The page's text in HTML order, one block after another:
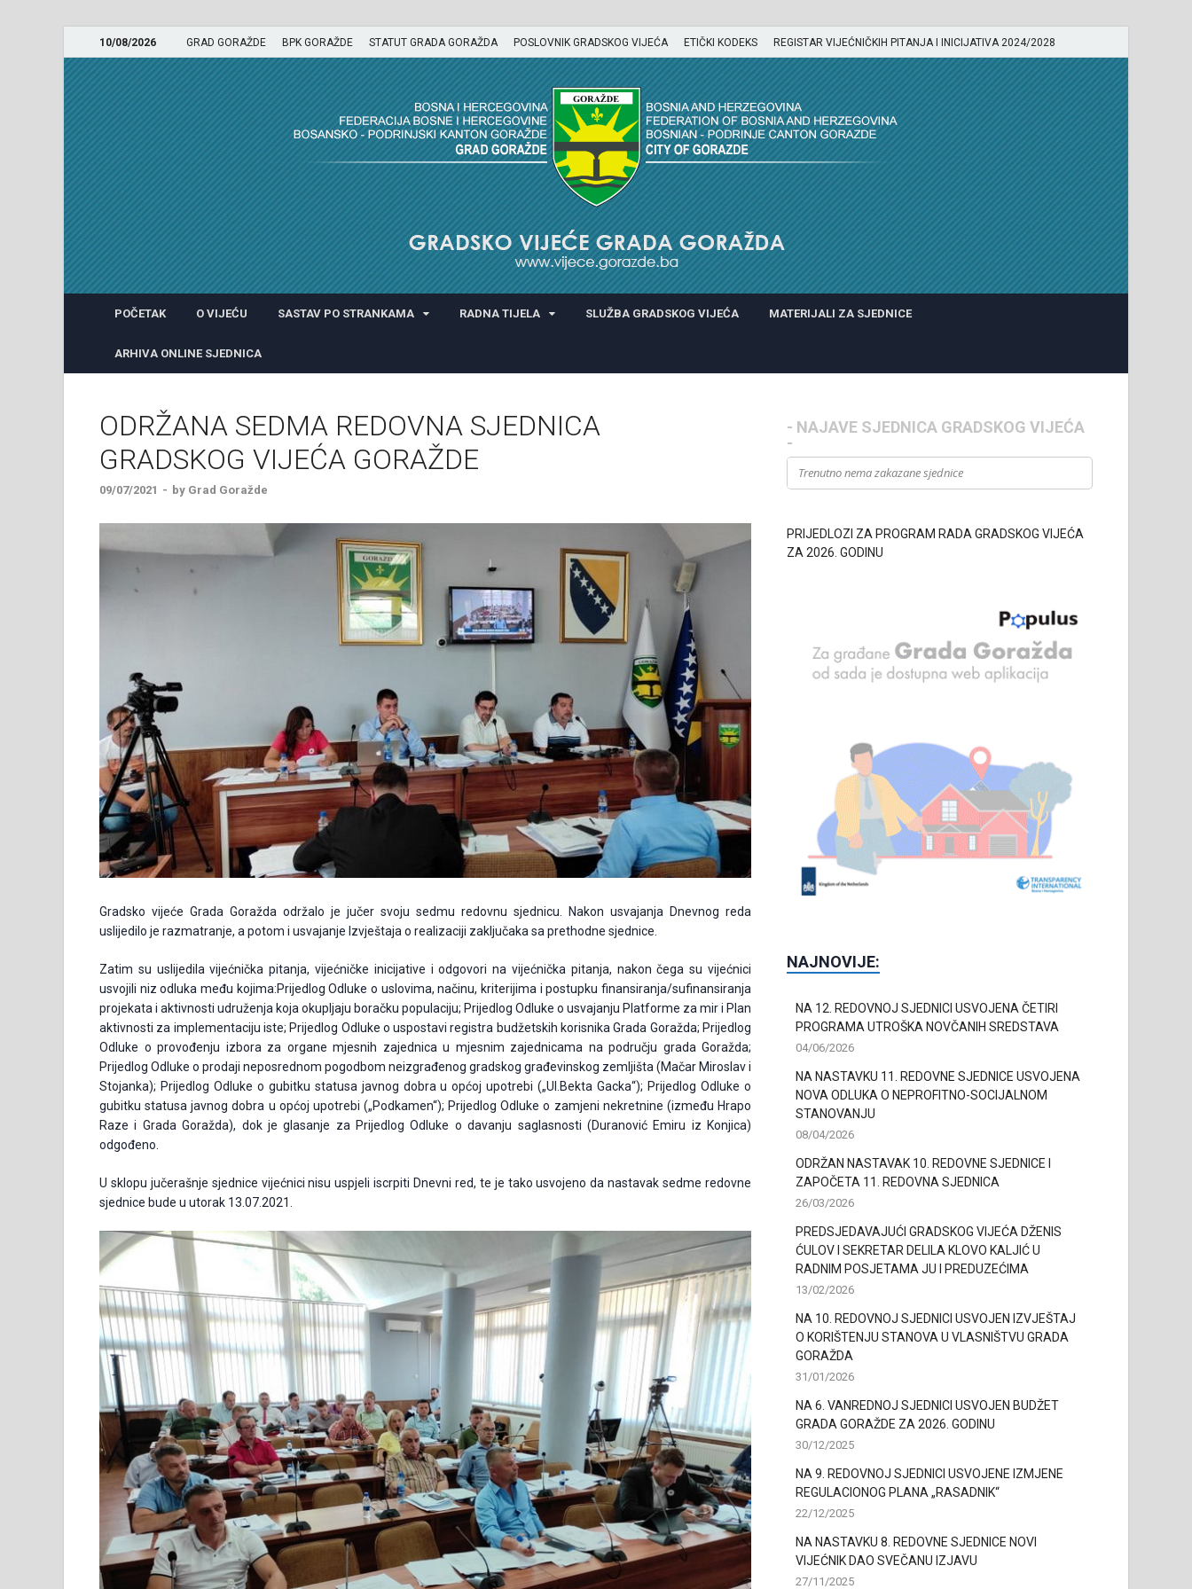
10/08/2026 GRAD GORAŽDE BPK GORAŽDE STATUT GRADA GORAŽDA POSLOVNIK GRADSKOG VIJEĆA ETIČKI KODEKS REGISTAR VIJEĆNIČKIH PITANJA I INICIJATIVA 2024/2028
GRADSKO VIJEĆE GRADA GORAŽDA
POČETAK O VIJEĆU SASTAV PO STRANKAMA RADNA TIJELA SLUŽBA GRADSKOG VIJEĆA MATERIJALI ZA SJEDNICE
ARHIVA ONLINE SJEDNICA
ODRŽANA SEDMA REDOVNA SJEDNICA
GRADSKOG VIJEĆA GORAŽDE
09/07/2021 - by Grad Goražde
Gradsko vijeće Grada Goražda održalo je jučer svoju sedmu redovnu sjednicu. Nakon usvajanja Dnevnog reda
uslijedilo je razmatranje, a potom i usvajanje Izvještaja o realizaciji zaključaka sa prethodne sjednice.
Zatim su uslijedila vijećnička pitanja, vijećničke inicijative i odgovori na vijećnička pitanja, nakon čega su vijećnici
usvojili niz odluka među kojima:Prijedlog Odluke o uslovima, načinu, kriterijima i postupku finansiranja/sufinansiranja
projekata i aktivnosti udruženja koja okupljaju boračku populaciju; Prijedlog Odluke o usvajanju Platforme za mir i Plan
aktivnosti za implementaciju iste; Prijedlog Odluke o uspostavi registra budžetskih korisnika Grada Goražda; Prijedlog
Odluke o provođenju izbora za organe mjesnih zajednica u mjesnim zajednicama na području grada Goražda;
Prijedlog Odluke o prodaji neposrednom pogodbom neizgrađenog gradskog građevinskog zemljišta (Mačar Miroslav i
Stojanka); Prijedlog Odluke o gubitku statusa javnog dobra u općoj upotrebi („Ul.Bekta Gacka“); Prijedlog Odluke o
gubitku statusa javnog dobra u općoj upotrebi („Podkamen“); Prijedlog Odluke o zamjeni nekretnine (između Hrapo
Raze i Grada Goražda), dok je glasanje za Prijedlog Odluke o davanju saglasnosti (Duranović Emiru iz Konjica)
odgođeno.
U sklopu jučerašnje sjednice vijećnici nisu uspjeli iscrpiti Dnevni red, te je tako usvojeno da nastavak sedme redovne
sjednice bude u utorak 13.07.2021.
- NAJAVE SJEDNICA GRADSKOG VIJEĆA
-
Trenutno nema zakazane sjednice
PRIJEDLOZI ZA PROGRAM RADA GRADSKOG VIJEĆA
ZA 2026. GODINU
NAJNOVIJE:
NA 12. REDOVNOJ SJEDNICI USVOJENA ČETIRI
PROGRAMA UTROŠKA NOVČANIH SREDSTAVA
04/06/2026
NA NASTAVKU 11. REDOVNE SJEDNICE USVOJENA
NOVA ODLUKA O NEPROFITNO-SOCIJALNOM
STANOVANJU
08/04/2026
ODRŽAN NASTAVAK 10. REDOVNE SJEDNICE I
ZAPOČETA 11. REDOVNA SJEDNICA
26/03/2026
PREDSJEDAVAJUĆI GRADSKOG VIJEĆA DŽENIS
ĆULOV I SEKRETAR DELILA KLOVO KALJIĆ U
RADNIM POSJETAMA JU I PREDUZEĆIMA
13/02/2026
NA 10. REDOVNOJ SJEDNICI USVOJEN IZVJEŠTAJ
O KORIŠTENJU STANOVA U VLASNIŠTVU GRADA
GORAŽDA
31/01/2026
NA 6. VANREDNOJ SJEDNICI USVOJEN BUDŽET
GRADA GORAŽDE ZA 2026. GODINU
30/12/2025
NA 9. REDOVNOJ SJEDNICI USVOJENE IZMJENE
REGULACIONOG PLANA „RASADNIK“
22/12/2025
NA NASTAVKU 8. REDOVNE SJEDNICE NOVI
VIJEĆNIK DAO SVEČANU IZJAVU
27/11/2025